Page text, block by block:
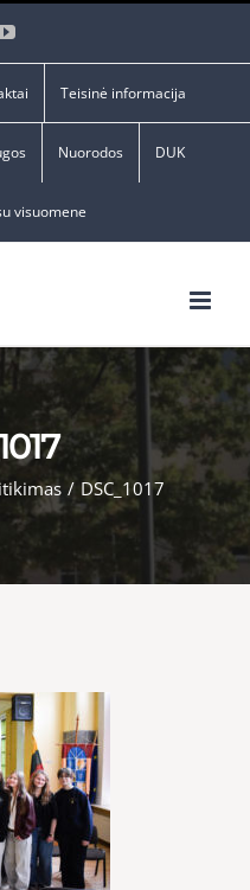
YouTube
Teisinė informacija
Nuorodos DUK
visuomene
/ DSC_1017